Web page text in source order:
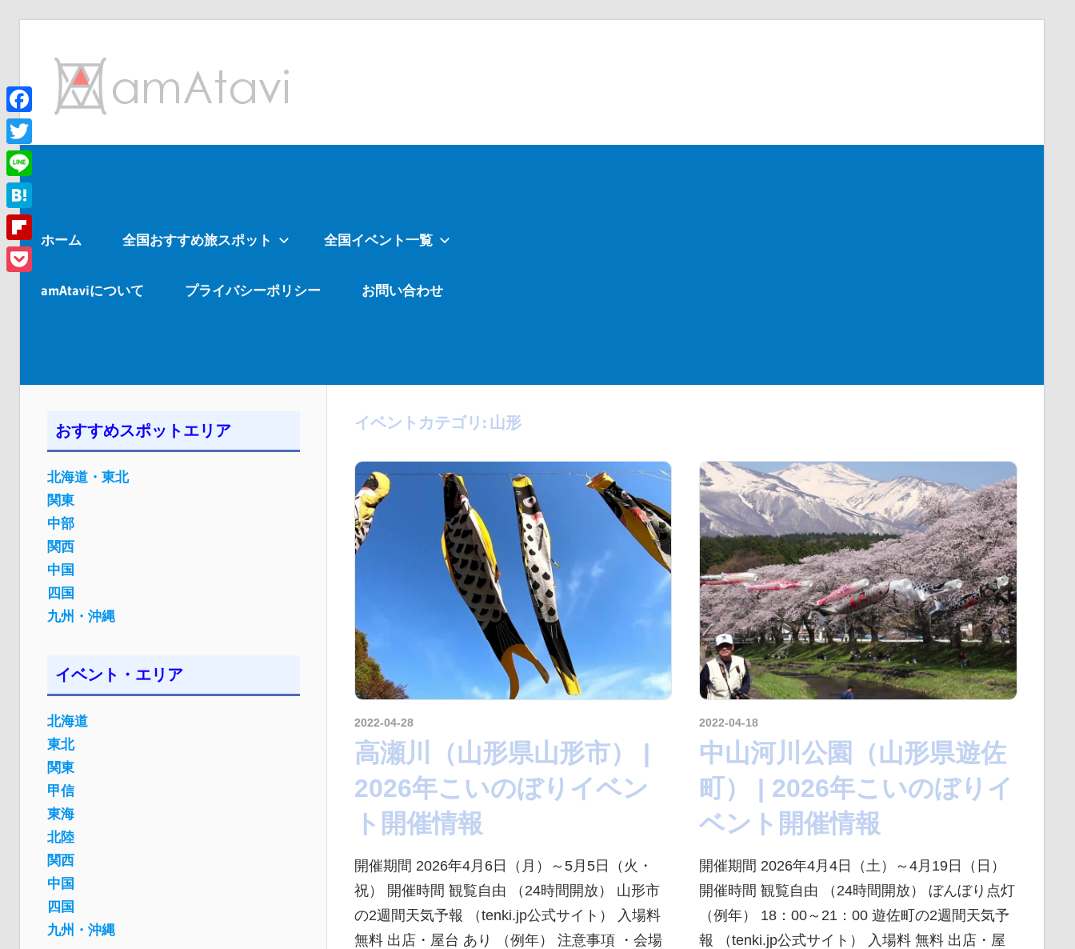
ン
ツ
へ
ス
キ
ッ
プ
を
旅
出
ホーム 全国おすすめ旅スポット 全国イベント一覧
amAtaviについて プライバシーポリシー お問い合わせ
イベントカテゴリ: 山形
2022-04-28kurosuke
高瀬川（山形県山形市） |
2026年こいのぼりイベン
ト開催情報
開催期間 2026年4月6日（月）～5月5日（火・
祝） 開催時間 観覧自由 （24時間開放） 山形市
の2週間天気予報 （tenki.jp公式サイト） 入場料
無料 出店・屋台 あり （例年） 注意事項 ・会場
2022-04-18kurosuke
中山河川公園（山形県遊佐
町） | 2026年こいのぼりイ
ベント開催情報
開催期間 2026年4月4日（土）～4月19日（日）
開催時間 観覧自由 （24時間開放） ぼんぼり点灯
（例年） 18：00～21：00 遊佐町の2週間天気予
報 （tenki.jp公式サイト） 入場料 無料 出店・屋
おすすめスポットエリア
北海道・東北
関東
中部
関西
中国
四国
九州・沖縄
イベント・エリア
北海道
東北
関東
甲信
東海
北陸
関西
中国
四国
九州・沖縄
Facebook
Twitter
Line
Hatena
Flipboard
Pocket